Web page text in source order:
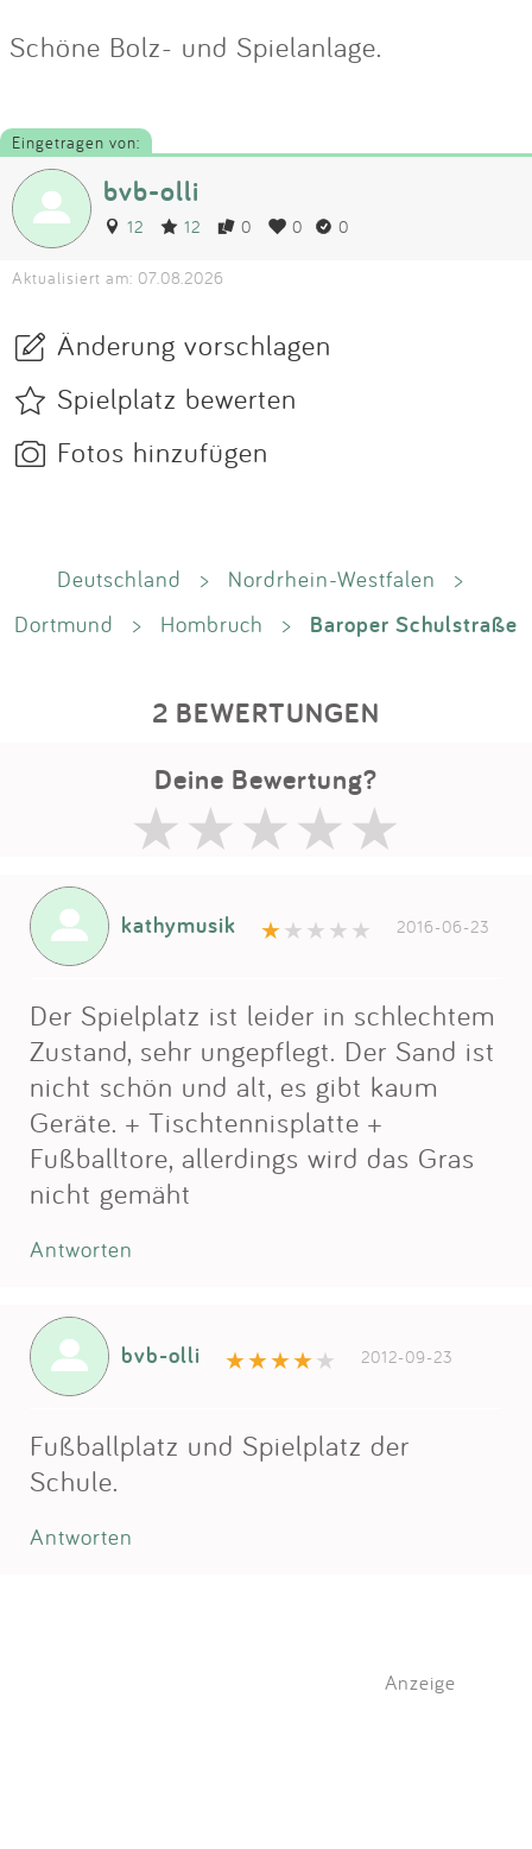
Schöne Bolz- und Spielanlage.
Eingetragen von:
bvb-olli
12 12 0 0 0
Aktualisiert am: 07.08.2026
Änderung vorschlagen
Spielplatz bewerten
Fotos hinzufügen
Deutschland > Nordrhein-Westfalen
>
Dortmund
> Hombruch > Baroper Schulstraße
2 BEWERTUNGEN
Deine Bewertung?
kathymusik 2016-06-23
Der Spielplatz ist leider in schlechtem
Zustand, sehr ungepflegt. Der Sand ist
nicht schön und alt, es gibt kaum
Geräte. + Tischtennisplatte +
Fußballtore, allerdings wird das Gras
nicht gemäht
Antworten
bvb-olli 2012-09-23
Fußballplatz und Spielplatz der
Schule.
Antworten
Anzeige